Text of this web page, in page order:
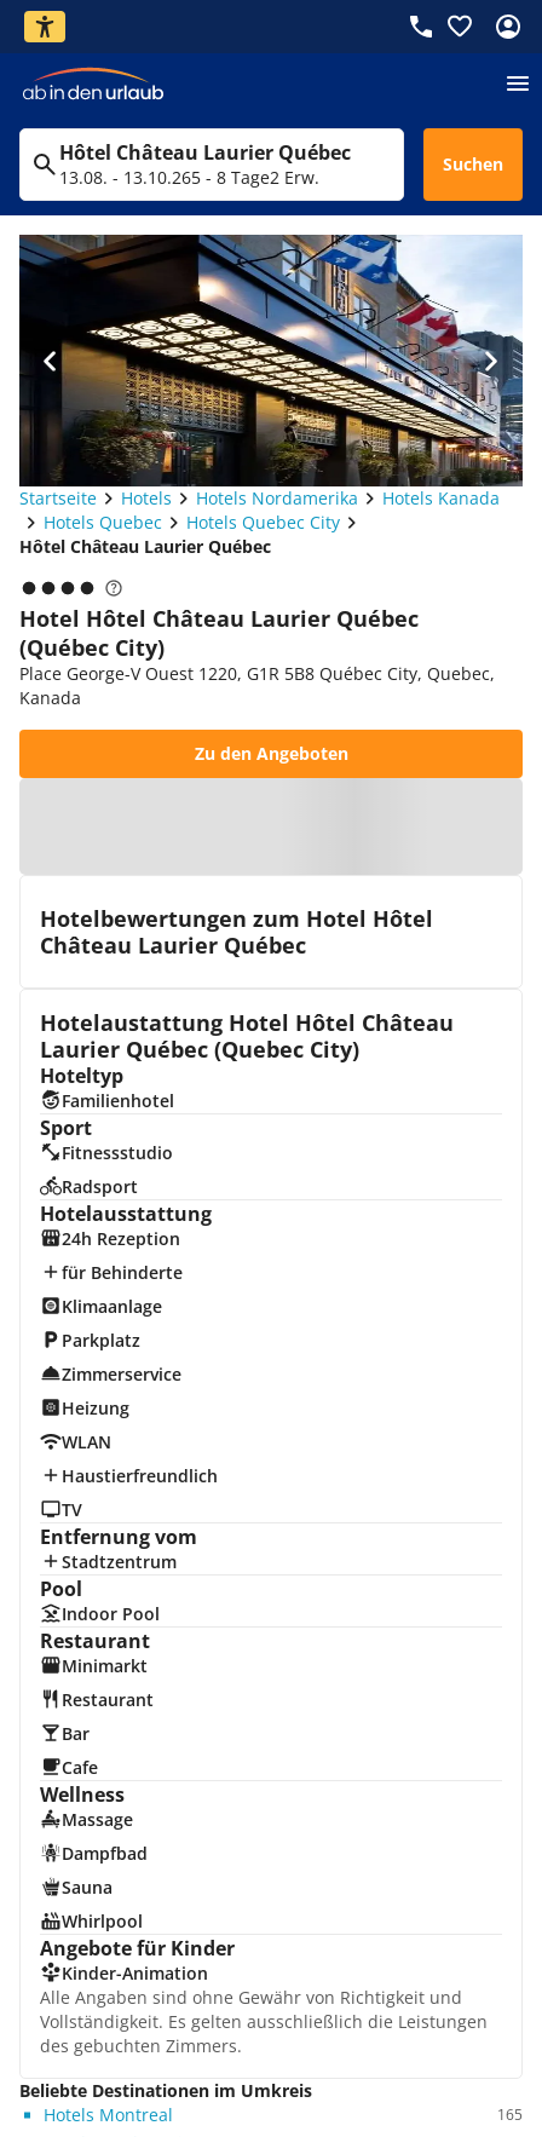
Hôtel Château Laurier Québec
13.08. - 13.10.265 - 8 Tage2 Erw.
Suchen
Startseite Hotels Hotels Nordamerika
Hotels Kanada
Hotels Quebec
Hotels Quebec City
Hôtel Château Laurier Québec
Hotel Hôtel Château Laurier Québec
(Québec City)
Place George-V Ouest 1220, G1R 5B8 Québec City, Quebec,
Kanada
Zu den Angeboten
Hotelbewertungen zum Hotel Hôtel
Château Laurier Québec
Hotelaustattung Hotel Hôtel Château
Laurier Québec (Quebec City)
Hoteltyp
Familienhotel
Sport
Fitnessstudio
Radsport
Hotelausstattung
24h Rezeption
für Behinderte
Klimaanlage
Parkplatz
Zimmerservice
Heizung
WLAN
Haustierfreundlich
TV
Entfernung vom
Stadtzentrum
Pool
Indoor Pool
Restaurant
Minimarkt
Restaurant
Bar
Cafe
Wellness
Massage
Dampfbad
Sauna
Whirlpool
Angebote für Kinder
Kinder-Animation
Alle Angaben sind ohne Gewähr von Richtigkeit und
Vollständigkeit. Es gelten ausschließlich die Leistungen
des gebuchten Zimmers.
Beliebte Destinationen im Umkreis
Hotels Montreal
165